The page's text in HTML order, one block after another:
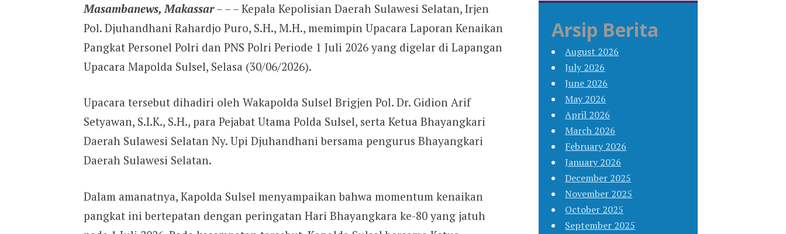
Masambanews, Makassar– – – Kepala Kepolisian Daerah Sulawesi Selatan, Irjen
Pol. Djuhandhani Rahardjo Puro, S.H., M.H., memimpin Upacara Laporan Kenaikan
Pangkat Personel Polri dan PNS Polri Periode 1 Juli 2026 yang digelar di Lapangan
Upacara Mapolda Sulsel, Selasa (30/06/2026).
Upacara tersebut dihadiri oleh Wakapolda Sulsel Brigjen Pol. Dr. Gidion Arif
Setyawan, S.I.K., S.H., para Pejabat Utama Polda Sulsel, serta Ketua Bhayangkari
Daerah Sulawesi Selatan Ny. Upi Djuhandhani bersama pengurus Bhayangkari
Daerah Sulawesi Selatan.
Dalam amanatnya, Kapolda Sulsel menyampaikan bahwa momentum kenaikan
pangkat ini bertepatan dengan peringatan Hari Bhayangkara ke-80 yang jatuh
Arsip Berita
August 2026
July 2026
June 2026
May 2026
April 2026
March 2026
February 2026
January 2026
December 2025
November 2025
October 2025
September 2025